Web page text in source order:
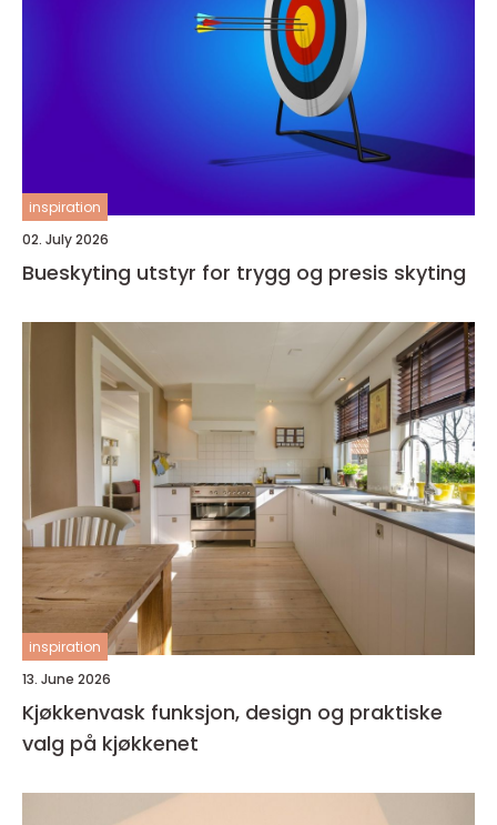
inspiration
02. July 2026
Bueskyting utstyr for trygg og presis skyting
inspiration
13. June 2026
Kjøkkenvask funksjon, design og praktiske
valg på kjøkkenet